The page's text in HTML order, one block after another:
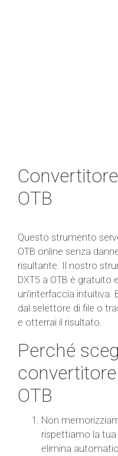
OTB
Questo strumento
OTB online senza
risultante. Il nostro
DXT5 a OTB è
un'interfaccia intuitiva.
dal selettore di file o
e otterrai il risultato.
Perché
OTB
Non
rispettiamo la
elimina